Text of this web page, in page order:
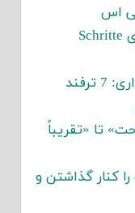
اس
دانلود رایگان مجموعه کتاب های Schritte
نورپردازی مخفی با ال ای دی نواری: 7 ترفند
تا «تقریباً
سخت را کنار گذاشتن و